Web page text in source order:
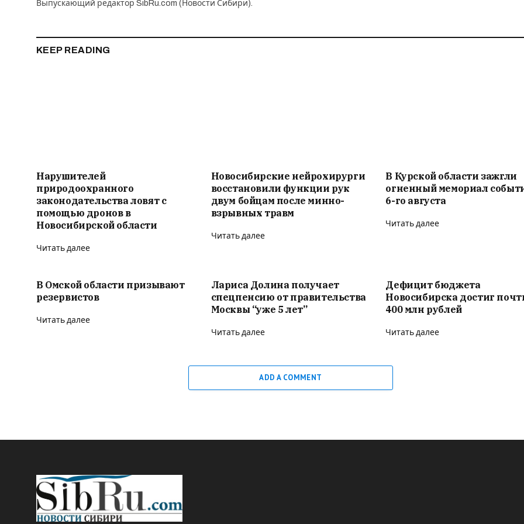
Выпускающий редактор SibRu.com (Новости Сибири).
KEEP READING
Нарушителей
природоохранного
законодательства ловят с
помощью дронов в
Новосибирской области
Читать далее
Новосибирские нейрохирурги
восстановили функции рук
двум бойцам после минно-
взрывных травм
Читать далее
В Курской области зажгли
огненный мемориал
6-го августа
Читать далее
В Омской области призывают
резервистов
Читать далее
Лариса Долина получает
спецпенсию от правительства
Москвы “уже 5 лет”
Читать далее
Дефицит бюджета
Новосибирска достиг
400 млн рублей
Читать далее
ADD A COMMENT